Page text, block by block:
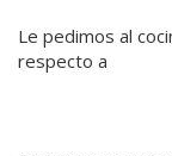
Le pedimos al
respecto a